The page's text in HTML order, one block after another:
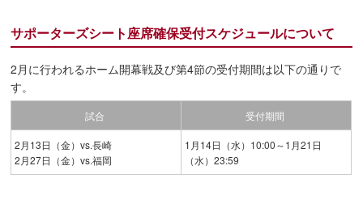
サポーターズシート座席確保受付スケジュールについて
2月に行われるホーム開幕戦及び第4節の受付期間は以下の通りで
す。
試合 受付期間
2月13日（金）vs.長崎
2月27日（金）vs.福岡
1月14日（水）10:00～1月21日
（水）23:59